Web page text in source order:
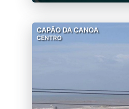
CAPÃO DA CANOA
CENTRO